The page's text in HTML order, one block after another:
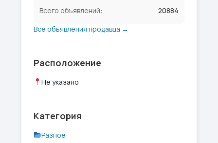
Всего объявлений:
20884
Все объявления продавца →
Расположение
Не указано
Категория
Разное